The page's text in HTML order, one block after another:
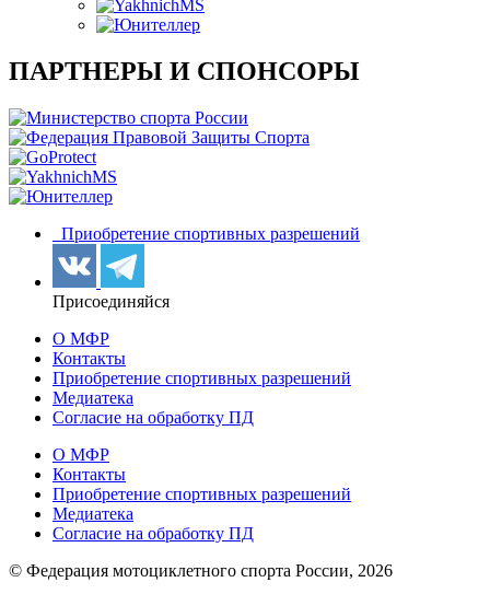
ПАРТНЕРЫ И СПОНСОРЫ
Приобретение спортивных разрешений
Присоединяйся
О МФР
Контакты
Приобретение спортивных разрешений
Медиатека
Согласие на обработку ПД
О МФР
Контакты
Приобретение спортивных разрешений
Медиатека
Согласие на обработку ПД
© Федерация мотоциклетного спорта России, 2026